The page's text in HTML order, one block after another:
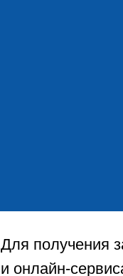
Для получения
и онлайн-